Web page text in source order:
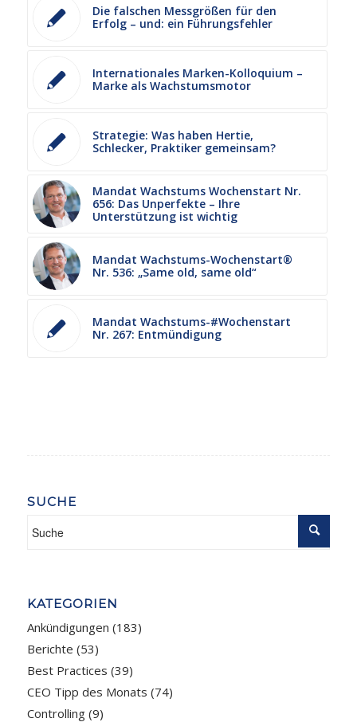
Die falschen Messgrößen für den
Erfolg – und: ein Führungsfehler
Internationales Marken-Kolloquium –
Marke als Wachstumsmotor
Strategie: Was haben Hertie,
Schlecker, Praktiker gemeinsam?
Mandat Wachstums Wochenstart Nr.
656: Das Unperfekte – Ihre
Unterstützung ist wichtig
Mandat Wachstums-Wochenstart®
Nr. 536: „Same old, same old“
Mandat Wachstums-#Wochenstart
Nr. 267: Entmündigung
SUCHE
KATEGORIEN
Ankündigungen (183)
Berichte (53)
Best Practices (39)
CEO Tipp des Monats (74)
Controlling(9)